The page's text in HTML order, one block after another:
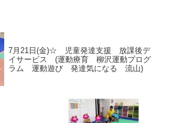
7月21日(金)☆ 児童発達支援 放課後デ
イサービス (運動療育 柳沢運動プログ
ラム 運動遊び 発達気になる 流山)